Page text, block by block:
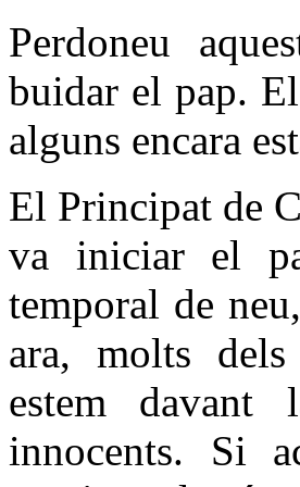
Perdoneu
buidar el pap.
alguns encara
El Principat de
va iniciar el
temporal de
ara, molts dels
estem davant
innocents. Si